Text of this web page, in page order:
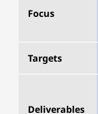
Focus
Targets
Deliverables